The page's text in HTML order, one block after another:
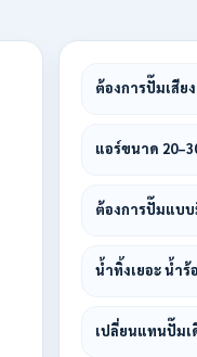
ต้องการปั๊มเสีย
แอร์ขนาด
ต้องการปั๊มแบ
น้ำทิ้งเยอะ น้ำ
เปลี่ยนแทนปั๊มเ